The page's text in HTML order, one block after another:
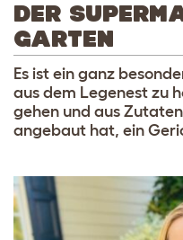
DER
GARTEN
Es ist ein ganz
aus dem Legenest zu
gehen und aus
angebaut hat, ein